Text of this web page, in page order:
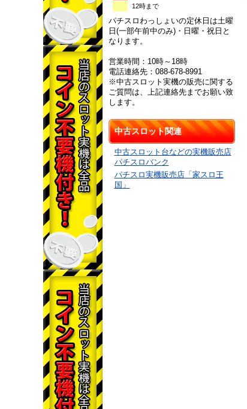
12時まで
パチスロわっしょいの定休日は土曜
日(一部午前中のみ)・日曜・祝日と
なります。
営業時間：10時～18時
電話連絡先：088-678-8991
※中古スロット実機の販売に関する
ご質問は、上記連絡先までお願い致
します。
中古スロット関連
中古スロット台などの実機販売店
パチスロバンク
パチスロ実機販売店「家スロ王
国」